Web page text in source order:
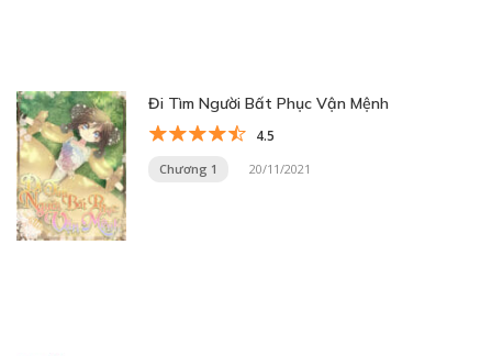
Đi Tìm Người Bất Phục Vận Mệnh
4.5
Chương 1 20/11/2021